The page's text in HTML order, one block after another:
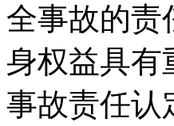
全事故的责
身权益具有
事故责任认